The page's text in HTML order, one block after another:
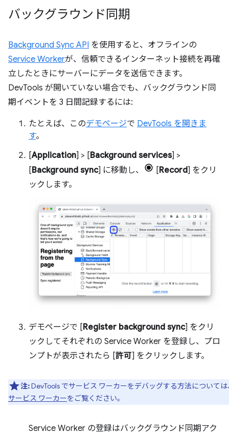
バックグラウンド同期
Background Sync API を使用すると、オフラインの
Service Workerが、信頼できるインターネット接続を再確
立したときにサーバーにデータを送信できます。
DevTools が開いていない場合でも、バックグラウンド同
期イベントを 3 日間記録するには:
たとえば、このデモページで DevTools を開きま
す。
[Application] > [Background services] >
[Background sync] に移動し、 [Record] をクリ
ックします。
デモページで [Register background sync] をクリ
ックしてそれぞれの Service Worker を登録し、プロ
ンプトが表示されたら [許可] をクリックします。
注:DevTools でサービス ワーカーをデバッグする方法について
サービス ワーカーをご覧ください。
Service Worker の登録はバックグラウンド同期アク